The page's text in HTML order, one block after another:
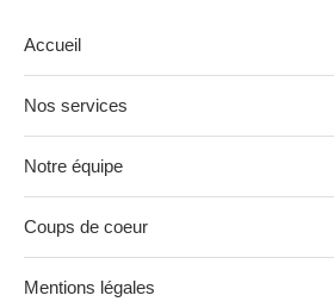
Accueil
Nos services
Notre équipe
Coups de coeur
Mentions légales